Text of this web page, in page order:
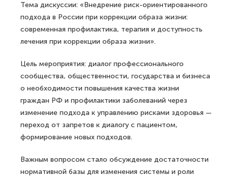
Тема дискуссии: «Внедрение риск-ориентированного
подхода в России при коррекции образа жизни:
современная профилактика, терапия и доступность
лечения при коррекции образа жизни».
Цель мероприятия: диалог профессионального
сообщества, общественности, государства и бизнеса
о необходимости повышения качества жизни
граждан РФ и профилактики заболеваний через
изменение подхода к управлению рисками здоровья —
переход от запретов к диалогу с пациентом,
формирование новых подходов.
Важным вопросом стало обсуждение достаточности
нормативной базы для изменения системы и роли